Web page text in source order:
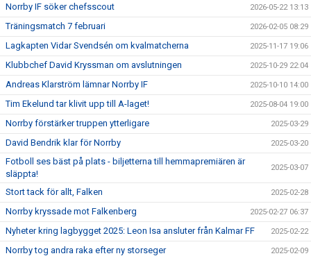
Norrby IF söker chefsscout 2026-05-22 13:13
Träningsmatch 7 februari 2026-02-05 08:29
Lagkapten Vidar Svendsén om kvalmatcherna 2025-11-17 19:06
Klubbchef David Kryssman om avslutningen 2025-10-29 22:04
Andreas Klarström lämnar Norrby IF 2025-10-10 14:00
Tim Ekelund tar klivit upp till A-laget! 2025-08-04 19:00
Norrby förstärker truppen ytterligare 2025-03-29
David Bendrik klar för Norrby 2025-03-20
Fotboll ses bäst på plats - biljetterna till hemmapremiären är
släppta!
2025-03-07
Stort tack för allt, Falken 2025-02-28
Norrby kryssade mot Falkenberg 2025-02-27 06:37
Nyheter kring lagbygget 2025: Leon Isa ansluter från Kalmar FF 2025-02-22
Norrby tog andra raka efter ny storseger 2025-02-09